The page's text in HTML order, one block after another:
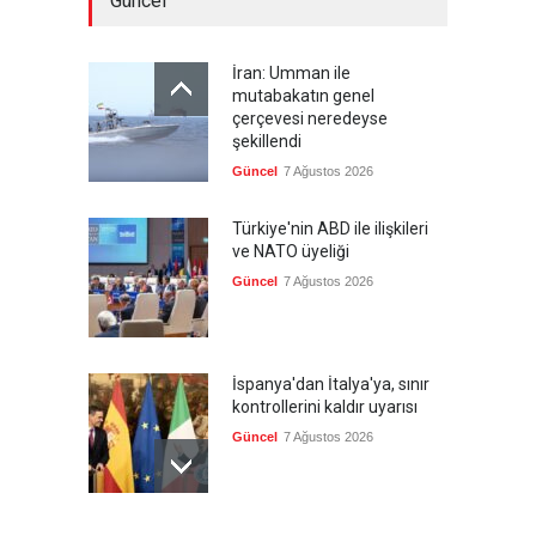
İran: Umman ile
mutabakatın genel
çerçevesi neredeyse
şekillendi
Güncel 7 Ağustos 2026
Türkiye'nin ABD ile ilişkileri
ve NATO üyeliği
Güncel 7 Ağustos 2026
İspanya'dan İtalya'ya, sınır
kontrollerini kaldır uyarısı
Güncel 7 Ağustos 2026